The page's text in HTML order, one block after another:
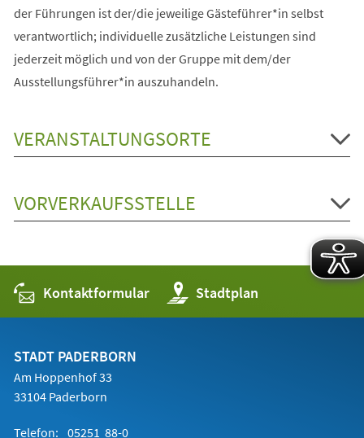
der Führungen ist der/die jeweilige Gästeführer*in selbst
verantwortlich; individuelle zusätzliche Leistungen sind
jederzeit möglich und von der Gruppe mit dem/der
Ausstellungsführer*in auszuhandeln.
VERANSTALTUNGSORTE
VORVERKAUFSSTELLE
Kontaktformular Stadtplan
(Öffnet
in
einem
STADT PADERBORN
Am Hoppenhof 33
33104 Paderborn
Telefon: 05251 88-0